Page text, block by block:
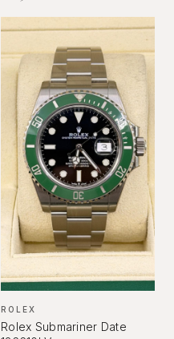
ROLEX
Rolex Submariner Date